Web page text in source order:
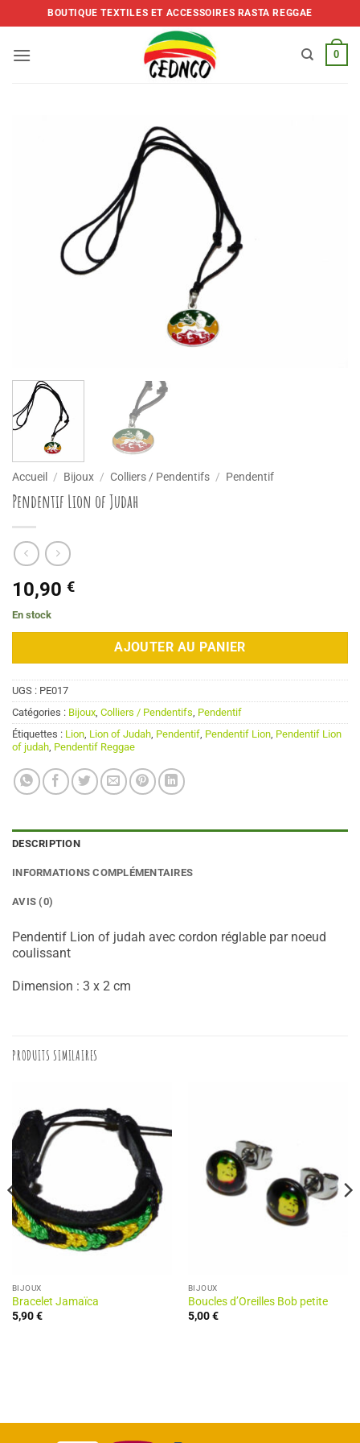
to
BOUTIQUE TEXTILES ET ACCESSOIRES RASTA REGGAE
0
Accueil / Bijoux / Colliers / Pendentifs / Pendentif
Pendentif Lion of Judah
10,90 €
En stock
AJOUTER AU PANIER
UGS : PE017
Catégories : Bijoux, Colliers / Pendentifs, Pendentif
Étiquettes : Lion, Lion of Judah, Pendentif, Pendentif Lion, Pendentif Lion
of judah, Pendentif Reggae
DESCRIPTION
INFORMATIONS COMPLÉMENTAIRES
AVIS (0)
Pendentif Lion of judah avec cordon réglable par noeud
coulissant
Dimension : 3 x 2 cm
PRODUITS SIMILAIRES
BIJOUX
Bracelet Jamaïca
5,90€
BIJOUX
Boucles d’Oreilles Bob petite
5,00€